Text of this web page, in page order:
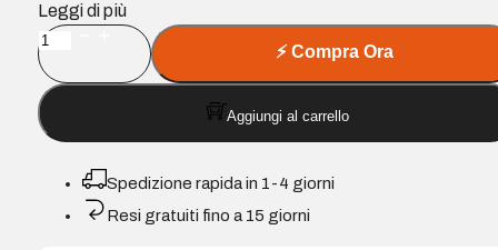
Leggi di più
Redlox
by
Chuster
Magnet
Cuffie
Bluetooth
⚡Compra Ora
Aggiungi al carrello
Spedizione rapida in 1-4 giorni
Resi gratuiti fino a 15 giorni